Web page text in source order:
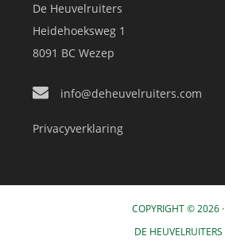
De Heuvelruiters
Heidehoeksweg 1
8091 BC Wezep
info@deheuvelruiters.com
Privacyverklaring
COPYRIGHT © 2026 ·
DE HEUVELRUITERS